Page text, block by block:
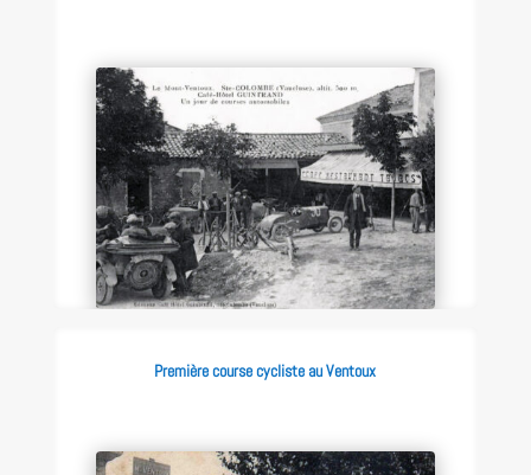
Première course cycliste au Ventoux